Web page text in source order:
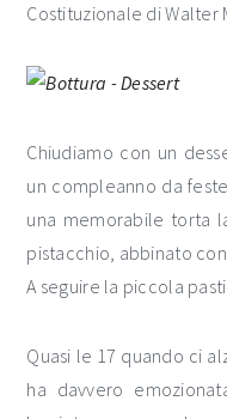
Costituzionale di Walter
Chiudiamo con un
un compleanno da
una memorabile torta
pistacchio, abbinato con
A seguire la piccola
Quasi le 17 quando ci
ha davvero